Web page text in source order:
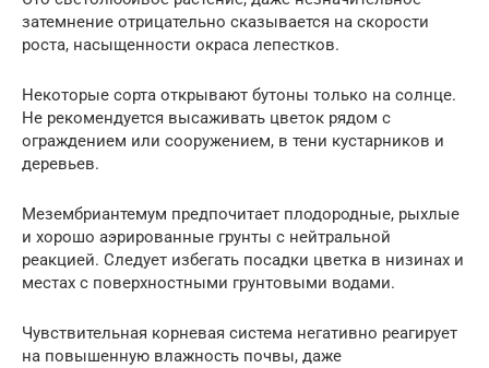
затемнение отрицательно сказывается на скорости
роста, насыщенности окраса лепестков.
Некоторые сорта открывают бутоны только на солнце.
Не рекомендуется высаживать цветок рядом с
ограждением или сооружением, в тени кустарников и
деревьев.
Мезембриантемум предпочитает плодородные, рыхлые
и хорошо аэрированные грунты с нейтральной
реакцией. Следует избегать посадки цветка в низинах и
местах с поверхностными грунтовыми водами.
Чувствительная корневая система негативно реагирует
на повышенную влажность почвы, даже